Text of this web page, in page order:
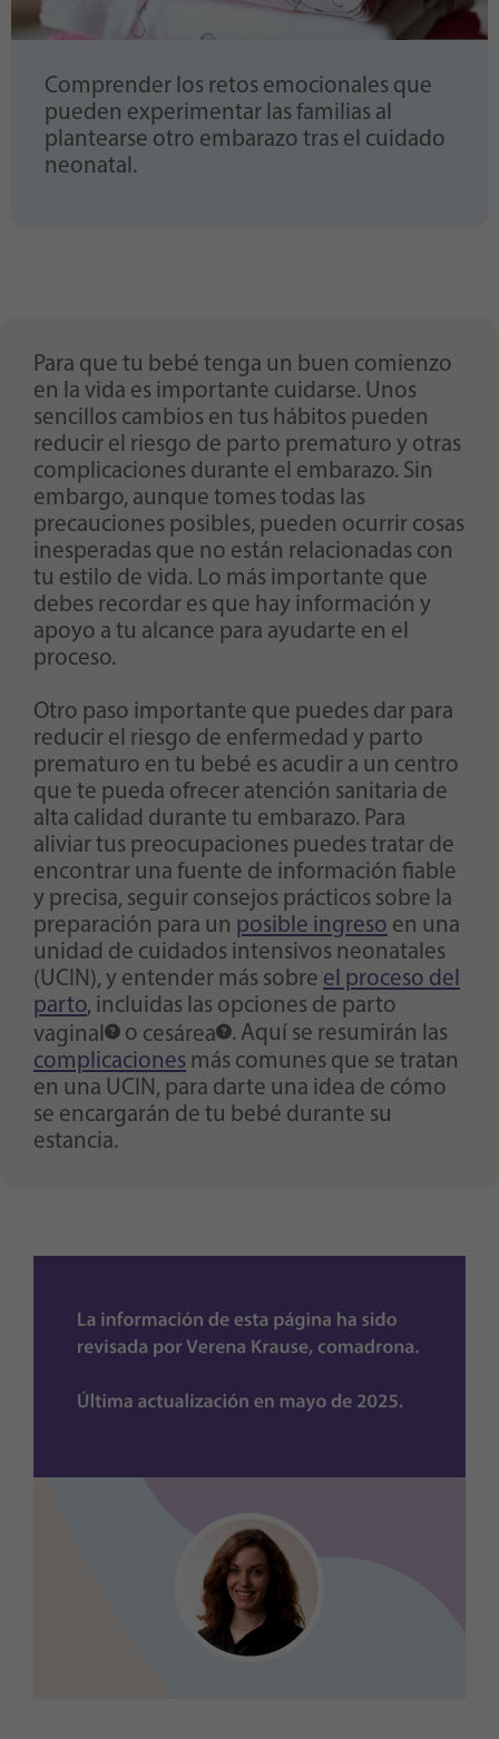
Comprender los retos emocionales que
pueden experimentar las familias al
plantearse otro embarazo tras el cuidado
neonatal.
Para que tu bebé tenga un buen comienzo
en la vida es importante cuidarse. Unos
sencillos cambios en tus hábitos pueden
reducir el riesgo de parto prematuro y otras
complicaciones durante el embarazo. Sin
embargo, aunque tomes todas las
precauciones posibles, pueden ocurrir cosas
inesperadas que no están relacionadas con
tu estilo de vida. Lo más importante que
debes recordar es que hay información y
apoyo a tu alcance para ayudarte en el
proceso.
Otro paso importante que puedes dar para
reducir el riesgo de enfermedad y parto
prematuro en tu bebé es acudir a un centro
que te pueda ofrecer atención sanitaria de
alta calidad durante tu embarazo. Para
aliviar tus preocupaciones puedes tratar de
encontrar una fuente de información fiable
y precisa, seguir consejos prácticos sobre la
preparación para un posible ingreso en una
unidad de cuidados intensivos neonatales
(UCIN), y entender más sobre el proceso del
parto, incluidas las opciones de parto
vaginal
o cesárea
. Aquí se resumirán las
complicaciones más comunes que se tratan
en una UCIN, para darte una idea de cómo
se encargarán de tu bebé durante su
estancia.